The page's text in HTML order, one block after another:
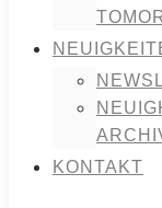
KONTAKT